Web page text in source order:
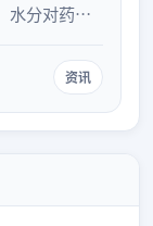
水分对药品
资讯